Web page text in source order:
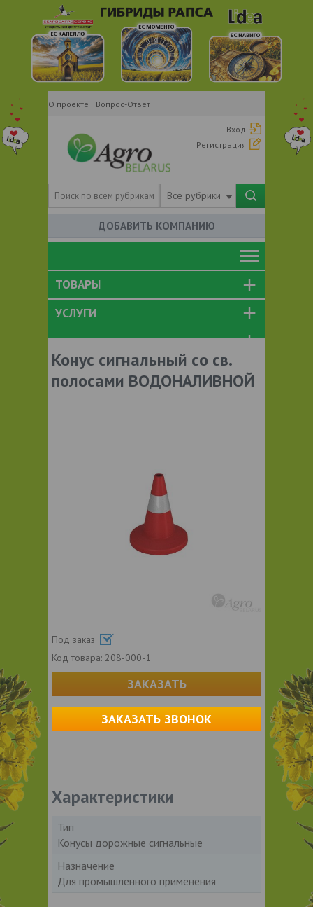
О проекте Вопрос-Ответ
Вход
Регистрация
Все рубрики
ДОБАВИТЬ КОМПАНИЮ
ТОВАРЫ
УСЛУГИ
Конус сигнальный со св.
полосами ВОДОНАЛИВНОЙ
Под заказ
Код товара: 208-000-1
ЗАКАЗАТЬ
ЗАКАЗАТЬ ЗВОНОК
Характеристики
Тип
Конусы дорожные сигнальные
Назначение
Для промышленного применения